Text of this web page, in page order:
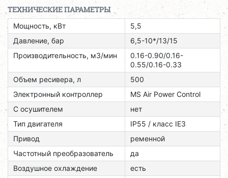
ТЕХНИЧЕСКИЕ ПАРАМЕТРЫ
Мощность, кВт
5,5
Давление, бар
6,5-10*/13/15
Производительность, м3/мин
0.16-0.90/0.16-
0.55/0.16-0.33
Объем ресивера, л
500
Электронный контроллер
MS Air Power Control
С осушителем
нет
Тип двигателя
ІР55 / класс ІЕЗ
Привод
ременной
Частотный преобразователь
да
Воздушное охлаждение
есть